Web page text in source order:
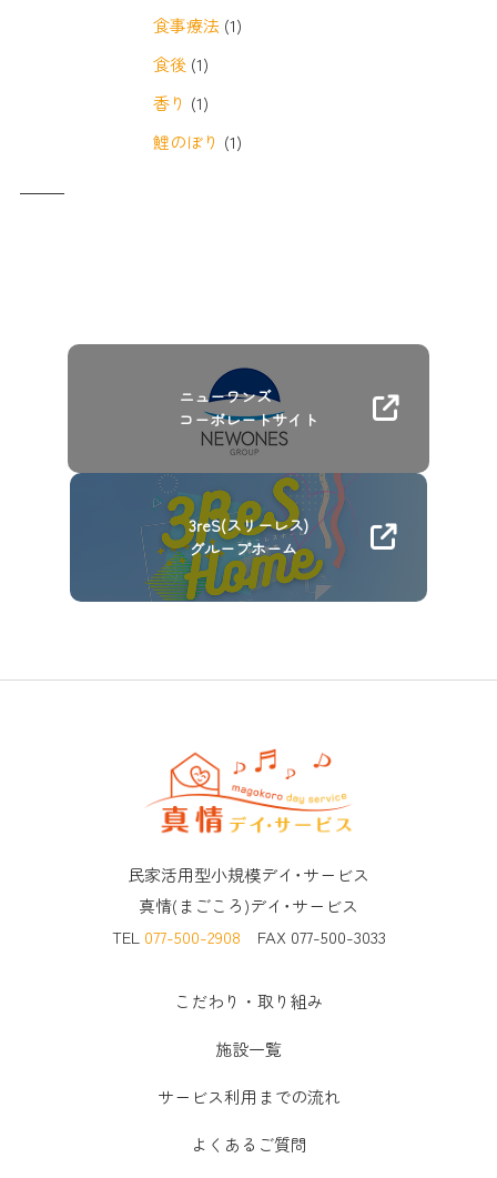
食事療法 (1)
食後 (1)
香り (1)
鯉のぼり (1)
ニューワンズ
コーポレートサイト
3reS(スリーレス)
グループホーム
民家活用型小規模デイ･サービス
真情(まごころ)デイ･サービス
TEL 077-500-2908 FAX 077-500-3033
こだわり・取り組み
施設一覧
サービス利用までの流れ
よくあるご質問